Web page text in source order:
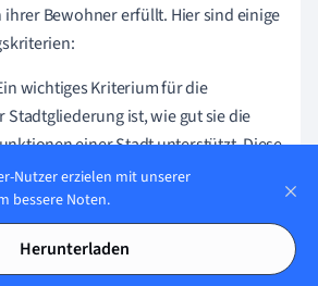
Bewohner erfüllt. Hier sind einige
wichtiges Kriterium für die
Stadtgliederung ist, wie gut sie die
einer Stadt unterstützt. Diese
Wohnen, Arbeit, Freizeit, Mobilität
Eine gute Stadtgliederung ermöglicht
effizient zu erfüllen.
Stadtgliederung spielt auch eine
Nutzer erzielen mit unserer
bessere Noten.
Herunterladen